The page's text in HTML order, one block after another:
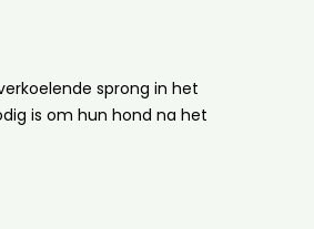
sprong in het
is om hun hond na het